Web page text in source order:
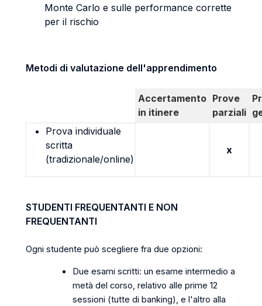
Monte Carlo e sulle performance corrette
per il rischio
Metodi di valutazione dell'apprendimento
Accertamento
in itinere
Prove
parziali
Prova individuale
scritta
(tradizionale/online)
x
STUDENTI FREQUENTANTI E NON
FREQUENTANTI
Ogni studente può scegliere fra due opzioni:
Due esami scritti: un esame intermedio a
metà del corso, relativo alle prime 12
sessioni (tutte di banking), e l'altro alla